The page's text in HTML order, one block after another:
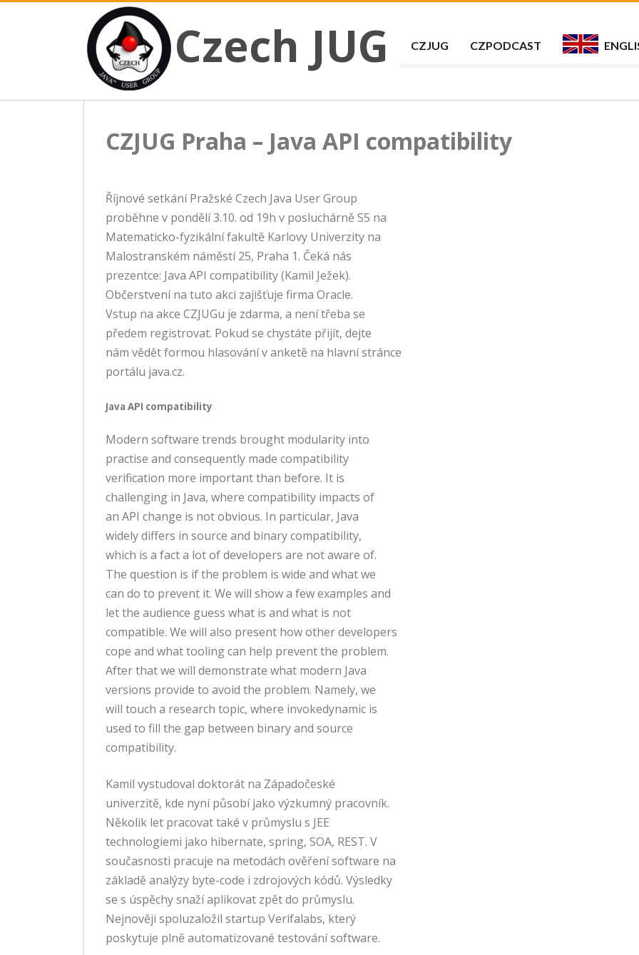
Czech JUG
CZECH JAVA USER GROUP
Czech JUG CZJUG CZPODCAST
CZJUG Praha – Java API compatibility
Říjnové setkání Pražské Czech Java User Group
proběhne v pondělí 3.10. od 19h v posluchárně S5 na
Matematicko-fyzikální fakultě Karlovy Univerzity na
Malostranském náměstí 25, Praha 1. Čeká nás
prezentce: Java API compatibility (Kamil Ježek).
Občerstvení na tuto akci zajišťuje firma Oracle.
Vstup na akce CZJUGu je zdarma, a není třeba se
předem registrovat. Pokud se chystáte přijít, dejte
nám vědět formou hlasování v anketě na hlavní stránce
portálu java.cz.
Java API compatibility
Modern software trends brought modularity into
practise and consequently made compatibility
verification more important than before. It is
challenging in Java, where compatibility impacts of
an API change is not obvious. In particular, Java
widely differs in source and binary compatibility,
which is a fact a lot of developers are not aware of.
The question is if the problem is wide and what we
can do to prevent it. We will show a few examples and
let the audience guess what is and what is not
compatible. We will also present how other developers
cope and what tooling can help prevent the problem.
After that we will demonstrate what modern Java
versions provide to avoid the problem. Namely, we
will touch a research topic, where invokedynamic is
used to fill the gap between binary and source
compatibility.
Kamil vystudoval doktorát na Západočeské
univerzitě, kde nyní působí jako výzkumný pracovník.
Několik let pracovat také v průmyslu s JEE
technologiemi jako hibernate, spring, SOA, REST. V
současnosti pracuje na metodách ověření software na
základě analýzy byte-code i zdrojových kódů. Výsledky
se s úspěchy snaží aplikovat zpět do průmyslu.
Nejnověji spoluzaložil startup Verifalabs, který
poskytuje plně automatizované testování software.